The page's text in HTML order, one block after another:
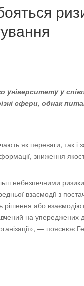
університету у
сфери, однак
як переваги, так і
зниження
небезпечними
взаємодії з
рішення або
на
— пояснює